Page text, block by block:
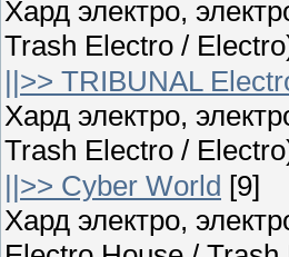
Хард электро,
Trash Electro /
||>> TRIBUNAL
Хард электро,
Trash Electro /
||>> Cyber World [9]
Хард электро,